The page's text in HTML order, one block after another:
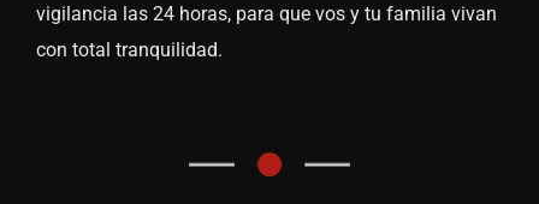
vigilancia las 24 horas, para que vos y tu familia vivan
con total tranquilidad.